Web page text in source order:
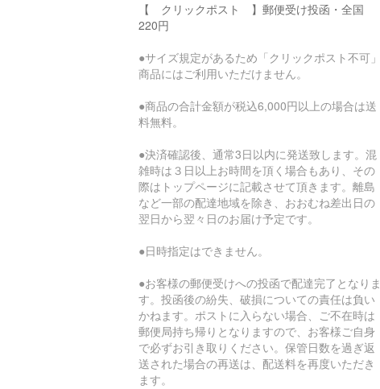
【 クリックポスト 】郵便受け投函・全国
220円
●サイズ規定があるため「クリックポスト不可」
商品にはご利用いただけません。
●商品の合計金額が税込6,000円以上の場合は送
料無料。
●決済確認後、通常3日以内に発送致します。混
雑時は３日以上お時間を頂く場合もあり、その
際はトップページに記載させて頂きます。離島
など一部の配達地域を除き、おおむね差出日の
翌日から翌々日のお届け予定です。
●日時指定はできません。
●お客様の郵便受けへの投函で配達完了となりま
す。投函後の紛失、破損についての責任は負い
かねます。ポストに入らない場合、ご不在時は
郵便局持ち帰りとなりますので、お客様ご自身
で必ずお引き取りください。保管日数を過ぎ返
送された場合の再送は、配送料を再度いただき
ます。